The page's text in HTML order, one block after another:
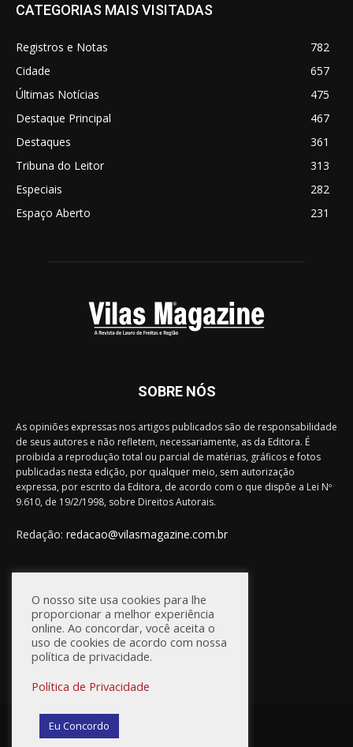
CATEGORIAS MAIS VISITADAS
Registros e Notas
782
Cidade
657
Últimas Notícias
475
Destaque Principal
467
Destaques
361
Tribuna do Leitor
313
Especiais
282
Espaço Aberto
231
SOBRE NÓS
As opiniões expressas nos artigos publicados são de responsabilidade
de seus autores e não refletem, necessariamente, as da Editora. É
proibida a reprodução total ou parcial de matérias, gráficos e fotos
publicadas nesta edição, por qualquer meio, sem autorização
expressa, por escrito da Editora, de acordo com o que dispõe a Lei Nº
9.610, de 19/2/1998, sobre Direitos Autorais.
Redação: redacao@vilasmagazine.com.br
FIQUE CONECTADO
© Vilas Magazine / Site Desenvolvido por:
O nosso site usa cookies para lhe
proporcionar a melhor experiência
online. Ao concordar, você aceita o
uso de cookies de acordo com nossa
política de privacidade.
Política de Privacidade
Eu Concordo